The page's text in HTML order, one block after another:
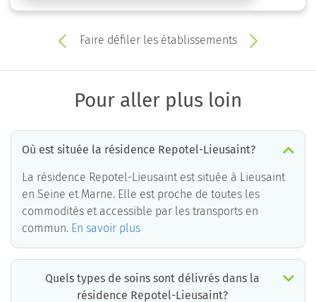
Faire défiler les établissements
Pour aller plus loin
Où est située la résidence Repotel-Lieusaint?
La résidence Repotel-Lieusaint est située à Lieusaint
en Seine et Marne. Elle est proche de toutes les
commodités et accessible par les transports en
commun. En savoir plus
Quels types de soins sont délivrés dans la
résidence Repotel-Lieusaint?